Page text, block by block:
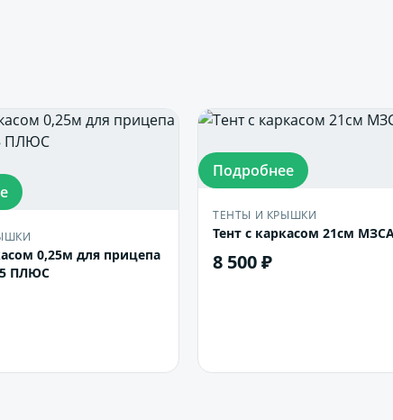
0,25м для прицепа
ПЛЮС
Подробнее
ТЕНТЫ И КРЫШКИ
Тент с каркасом
8 500 ₽